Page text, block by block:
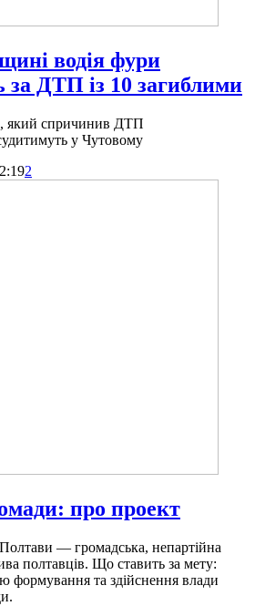
водія фури
за ДТП із 10 загиблими
який спричинив ДТП
у Чутовому
2
про проект
— громадська, непартійна
полтавців. Що ставить за мету:
формування та здійснення влади